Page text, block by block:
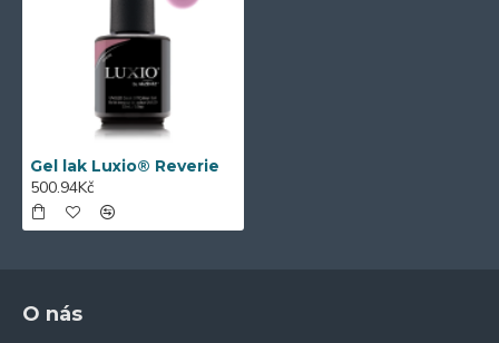
pedikúru.
Bez zápachu
100% čisté gelové složení
Bez rozpouštědel
Vyrobeno v Kanadě - z nejkvalitnějších
surovin USA a Evropy
Při správné aplikaci nepoškodí přírodní nehty
Profesionální produkt
Gel lak Luxio® Reverie
500.94Kč
O nás